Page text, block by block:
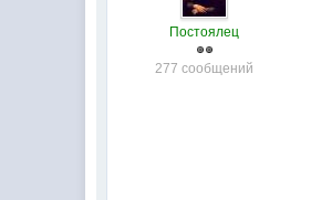
Постоялец
277 сообщений